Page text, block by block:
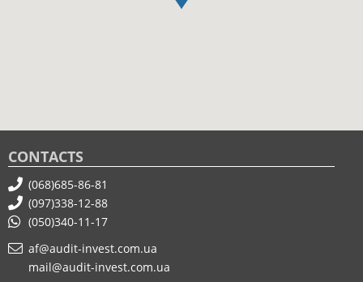
CONTACTS
(068)685-86-81
(097)338-12-88
(050)340-11-17
af@audit-invest.com.ua
mail@audit-invest.com.ua